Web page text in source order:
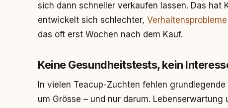
sich dann schneller verkaufen lassen. Das hat
entwickelt sich schlechter, Verhaltensprobleme
das oft erst Wochen nach dem Kauf.
Keine Gesundheitstests, kein
In vielen Teacup-Zuchten fehlen
um Grösse – und nur darum.